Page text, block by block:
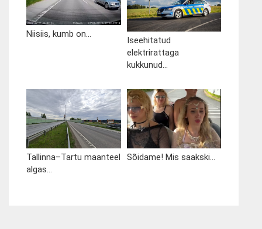
Niisiis, kumb on...
Iseehitatud
elektrirattaga
kukkunud...
Tallinna–Tartu maanteel
algas...
Sõidame! Mis saakski...